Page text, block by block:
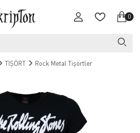
0
TİŞÖRT Rock Metal Tişörtler